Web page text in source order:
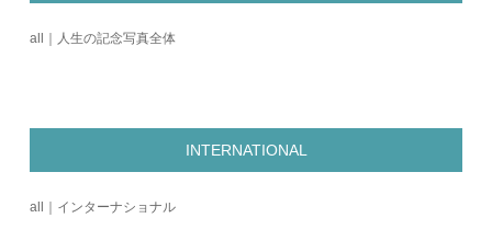
all｜人生の記念写真全体
INTERNATIONAL
all｜インターナショナル